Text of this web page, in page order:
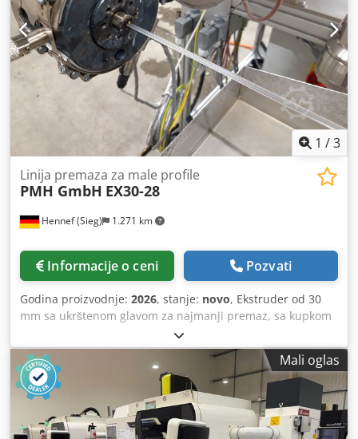
1 /3
Hennef (Sieg) 1.271 km
Linija premaza za male profile
PMH GmbH EX30-28
Informacije o ceni Pozvati
Godina proizvodnje: 2026, stanje: novo, Ekstruder od 30
mm sa ukrštenom glavom za najmanji premaz, sa kupkom
za hlađenje, vučenjem i vijuganjem sa uređajem za
usmeravanje Dcjdpsf Uc Urefx Ac Usk
Mali oglas